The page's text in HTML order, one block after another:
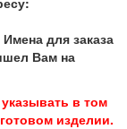
для заказа
Вам на
в том
изделии.